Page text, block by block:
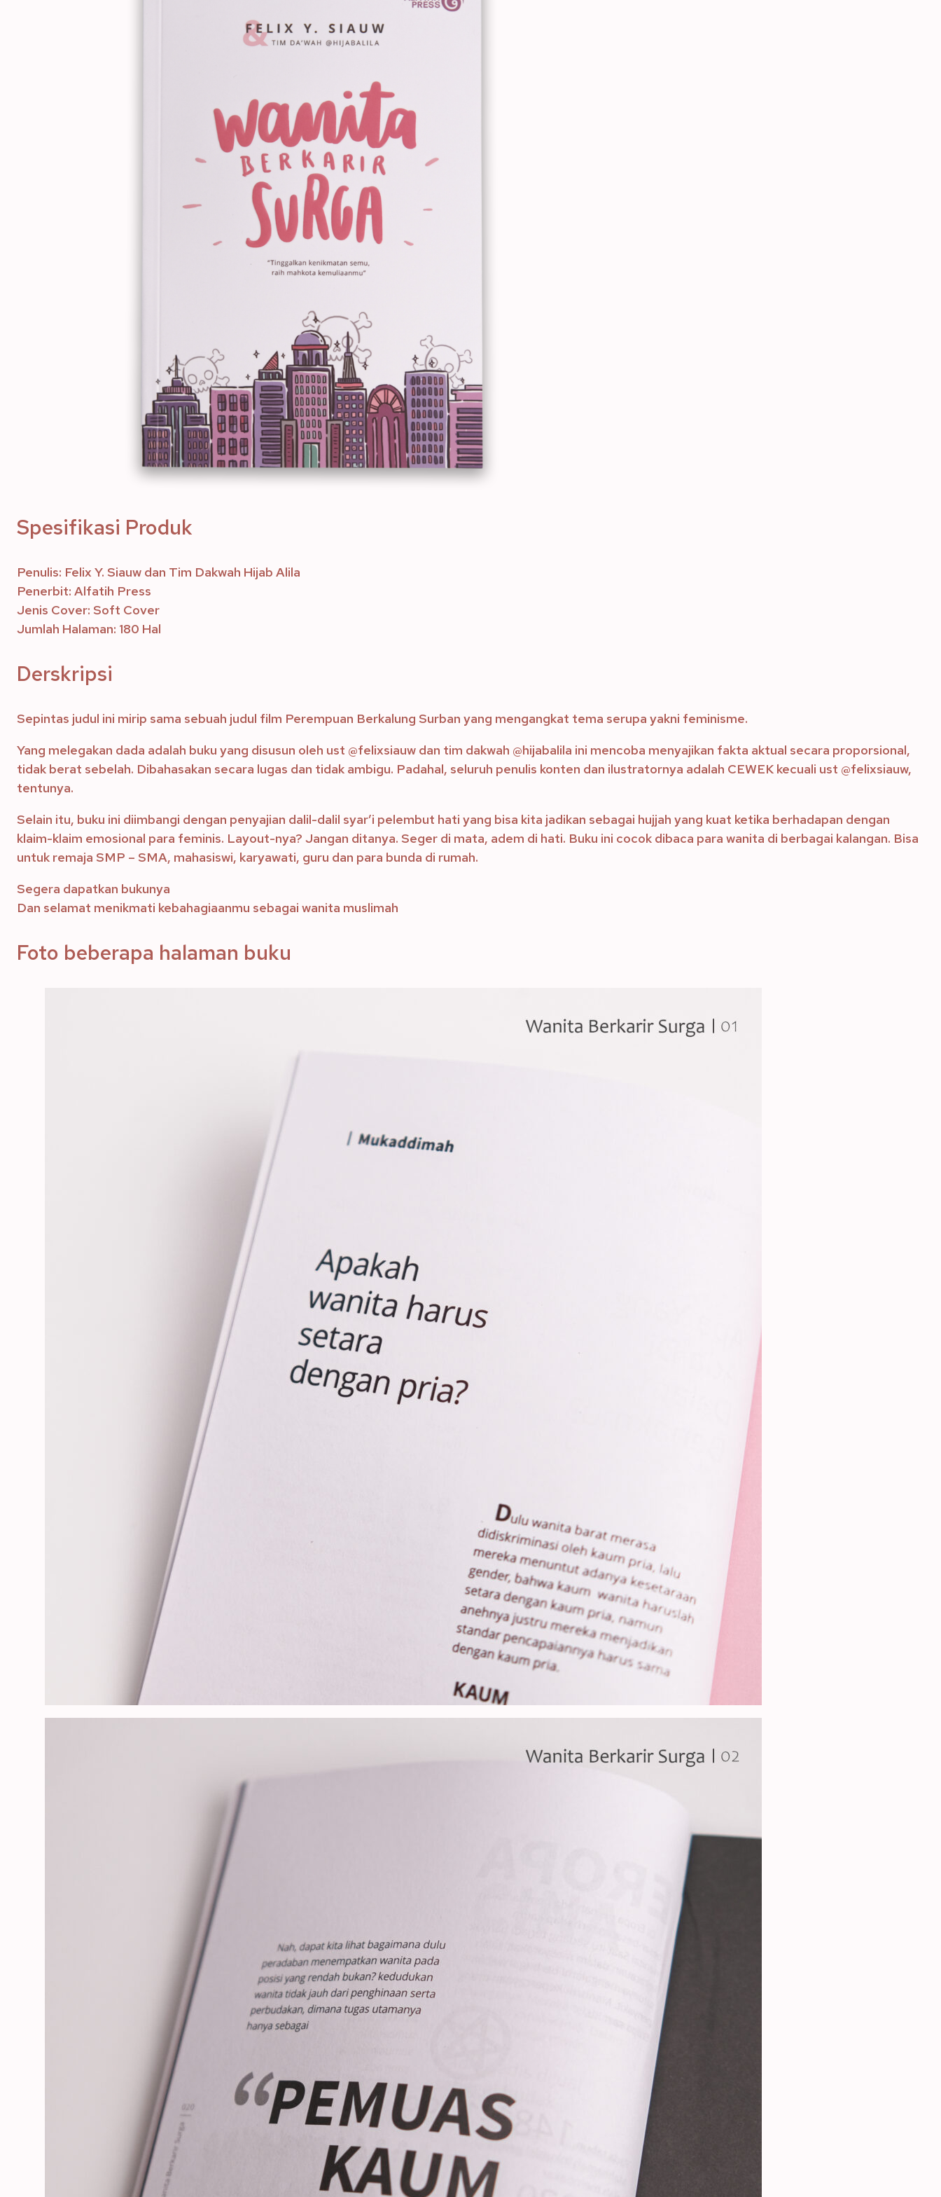
Spesifikasi Produk
Penulis: Felix Y. Siauw dan Tim Dakwah Hijab Alila
Penerbit: Alfatih Press
Jenis Cover: Soft Cover
Jumlah Halaman: 180 Hal
Derskripsi
Sepintas judul ini mirip sama sebuah judul film Perempuan Berkalung Surban yang mengangkat tema serupa yakni feminisme.
Yang melegakan dada adalah buku yang disusun oleh ust @felixsiauw dan tim dakwah @hijabalila ini mencoba menyajikan fakta aktual secara proporsional,
tidak berat sebelah. Dibahasakan secara lugas dan tidak ambigu. Padahal, seluruh penulis konten dan ilustratornya adalah CEWEK kecuali ust @felixsiauw,
tentunya.
Selain itu, buku ini diimbangi dengan penyajian dalil-dalil syar’i pelembut hati yang bisa kita jadikan sebagai hujjah yang kuat ketika berhadapan dengan
klaim-klaim emosional para feminis. Layout-nya? Jangan ditanya. Seger di mata, adem di hati. Buku ini cocok dibaca para wanita di berbagai kalangan. Bisa
untuk remaja SMP – SMA, mahasiswi, karyawati, guru dan para bunda di rumah.
Segera dapatkan bukunya
Dan selamat menikmati kebahagiaanmu sebagai wanita muslimah
Foto beberapa halaman buku